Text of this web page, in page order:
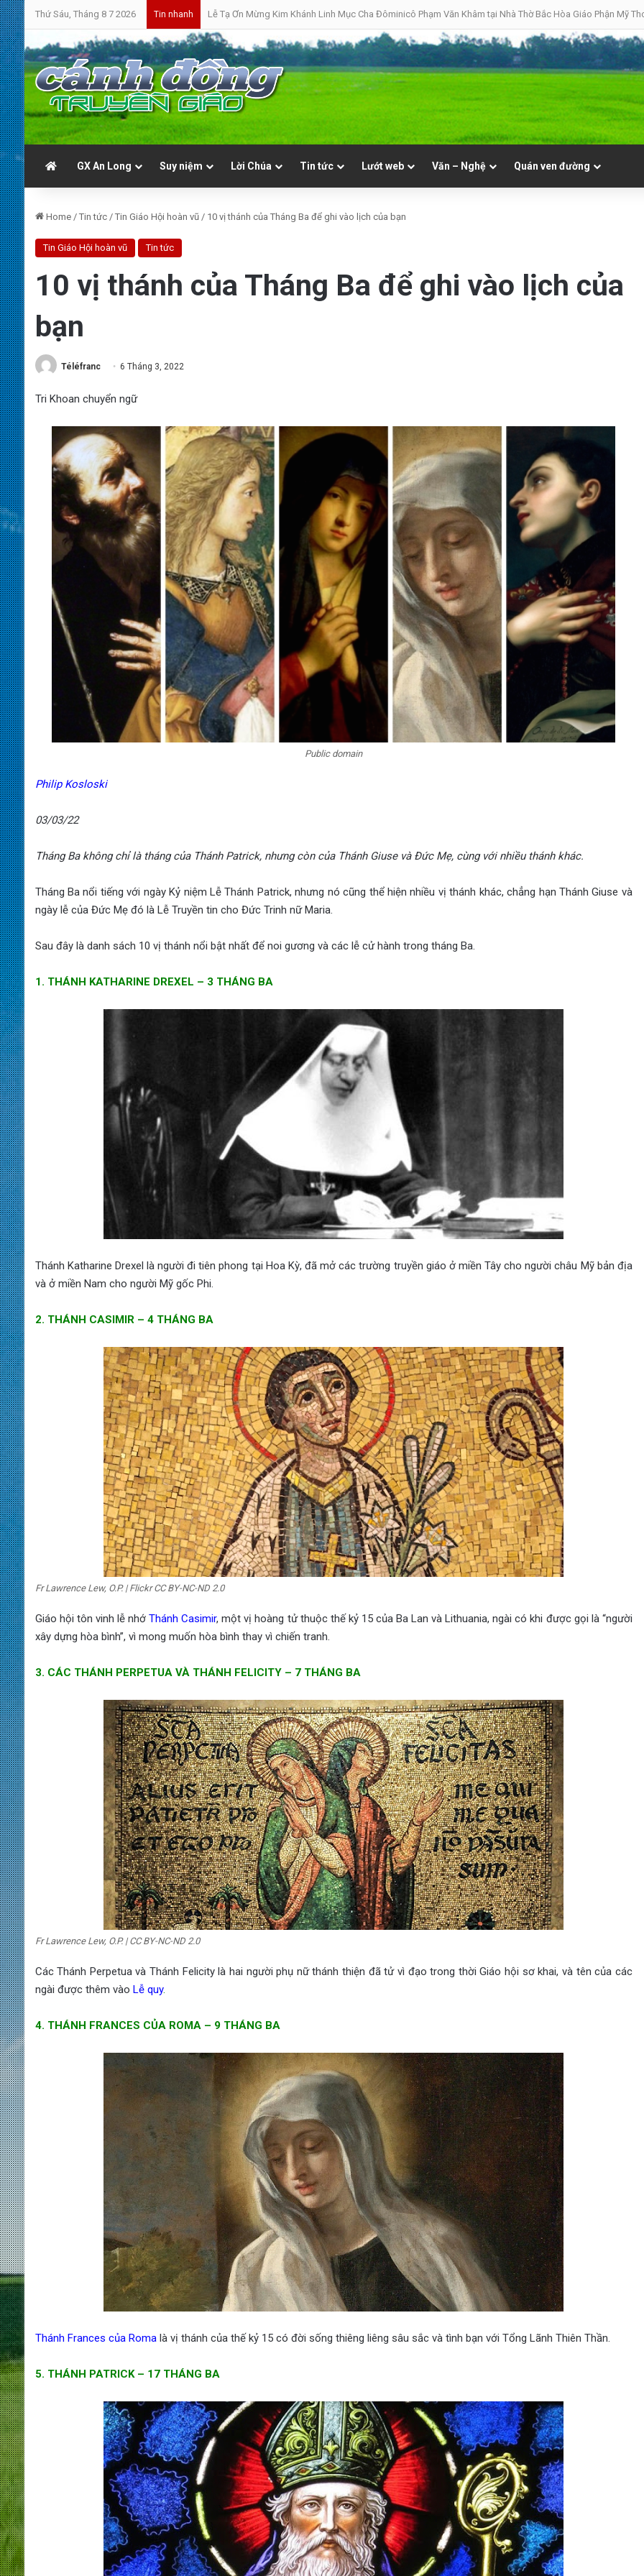
Thứ Sáu, Tháng 8 7 2026 Tin nhanh Bánh Mì Sáng | Thứ Bảy 08.08 | Thánh Đaminh, Linh mục
GX An Long Suy niệm Lời Chúa Tin tức Lướt web Văn – Nghệ Quán ven đường
Home / Tin tức / Tin Giáo Hội hoàn vũ / 10 vị thánh của Tháng Ba để ghi vào lịch của bạn
Tin Giáo Hội hoàn vũ Tin tức
10 vị thánh của Tháng Ba để ghi vào lịch của
bạn
Téléfranc 6 Tháng 3, 2022
Tri Khoan chuyển ngữ
Public domain
Philip Kosloski
03/03/22
Tháng Ba không chỉ là tháng của Thánh Patrick, nhưng còn của Thánh Giuse và Đức Mẹ, cùng với nhiều thánh khác.
Tháng Ba nổi tiếng với ngày Kỷ niệm Lễ Thánh Patrick, nhưng nó cũng thể hiện nhiều vị thánh khác, chẳng hạn Thánh Giuse và
ngày lễ của Đức Mẹ đó là Lễ Truyền tin cho Đức Trinh nữ Maria.
Sau đây là danh sách 10 vị thánh nổi bật nhất để noi gương và các lễ cử hành trong tháng Ba.
1. THÁNH KATHARINE DREXEL – 3 THÁNG BA
Thánh Katharine Drexel là người đi tiên phong tại Hoa Kỳ, đã mở các trường truyền giáo ở miền Tây cho người châu Mỹ bản địa
và ở miền Nam cho người Mỹ gốc Phi.
2. THÁNH CASIMIR – 4 THÁNG BA
Fr Lawrence Lew, O.P. | Flickr CC BY-NC-ND 2.0
Giáo hội tôn vinh lễ nhớThánh Casimir, một vị hoàng tử thuộc thế kỷ 15 của Ba Lan và Lithuania, ngài có khi được gọi là “người
xây dựng hòa bình”, vì mong muốn hòa bình thay vì chiến tranh.
3. CÁC THÁNH PERPETUA VÀ THÁNH FELICITY – 7 THÁNG BA
Fr Lawrence Lew, O.P. | CC BY-NC-ND 2.0
Các Thánh Perpetua và Thánh Felicity là hai người phụ nữ thánh thiện đã tử vì đạo trong thời Giáo hội sơ khai, và tên của các
ngài được thêm vào Lễ quy.
4. THÁNH FRANCES CỦA ROMA – 9 THÁNG BA
Thánh Frances của Romalà vị thánh của thế kỷ 15 có đời sống thiêng liêng sâu sắc và tình bạn với Tổng Lãnh Thiên Thần.
5. THÁNH PATRICK – 17 THÁNG BA